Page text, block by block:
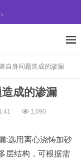
自身问题造成的渗漏
成的渗漏
1,090
:选用离心浇铸加砂
层结构，可根据需